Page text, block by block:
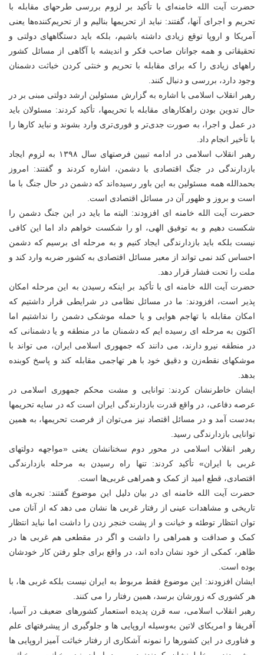
حضرت آیت الله خامنه‌ای با تأکید بر لزوم بررسی طرحهای مقابله با
تحریم و اجرای آنها، گفتند: نباید از تحریمها بنالیم و از تحریم‌کننده‌ها یعنی
آمریکا و اروپا توقع زیادی داشته باشیم، بلکه باید دستگاههای دولتی و
تحقیقاتی و همه جوانان صاحب فکر و اندیشه با آگاهی از مسائل کشور
راههای زیادی را که برای مقابله با تحریم و خنثی کردن خباثت دشمنان
وجود دارد، بررسی و دنبال کنند.
رهبر انقلاب اسلامی با اشاره به گزارش مسئولین ارشد دولتی مبنی بر در
حال تدوین بودن راهکارهای مقابله با تحریمها، تأکید کردند: مسئولان باید
در عمل و اجرا، به صورت جدی‌تر و فوری‌تری وارد بشوند و نباید کارها را
با تأخیر انجام داد.
رهبر انقلاب اسلامی در ادامه تبیین فرصتهای سال ۱۳۹۸ به لزوم ایجاد
بازدارندگی در جنگ اقتصادی با دشمن، اشاره کردند و گفتند: امروز
بحمدالله همه مسئولین به این باور رسیده‌اند که دشمن در حال جنگ با ما
است و بروز و ظهور آن در مسائل اقتصادی است.
حضرت آیت الله خامنه ای افزودند: البته ما باید در این جنگ دشمن را
شکست دهیم و به توفیق الهی، او را شکست خواهم داد اما این کافی
نیست بلکه باید بازدارندگی ایجاد کنیم و به مرحله ای برسیم که دشمن
احساس کند نمی تواند از معبر مسائل اقتصادی به کشور ضربه وارد کند و
ملت را تحت فشار قرار دهد.
حضرت آیت الله خامنه ای با تأکید بر اینکه رسیدن به این مرحله امکان
پذیر است، افزودند: ما در مسائل نظامی در شرایطی قرار داشتیم که
امکان مقابله با تهاجم هوایی و یا حمله موشکی دشمن را نداشتیم اما
اکنون به مرحله ای رسیده ایم که دشمنان ما در منطقه و یا دشمنانی که
در منطقه نیرو دارند، می دانند که جمهوری اسلامی ایران، می تواند با
موشکهای نقطه‌زن و دقیق خود با هر تهاجمی مقابله کند و پاسخ کوبنده
بدهد.
ایشان خاطرنشان کردند: توانایی و مشت محکم جمهوری اسلامی در
عرصه دفاعی، در واقع قدرت بازدارندگی ایران است که در سایه تحریمها
به‌دست آمد و در مسائل اقتصاد نیز می‌توان از فرصت تحریمها، به همین
توانایی بازدارندگی رسید.
رهبر انقلاب اسلامی در محور دوم سخنانشان یعنی «مواجهه دولتهای
غربی با ایران» تأکید کردند: تنها راه رسیدن به مرحله بازدارندگی
اقتصادی، قطع امید از کمک و همراهی غربی‌ها است.
حضرت آیت الله خامنه ای در بیان دلیل این موضوع گفتند: تجربه های
تاریخی و مشاهدات عینی از رفتار غربی ها نشان می دهد که از آنان می
توان انتظار توطئه و خیانت و از پشت خنجر زدن را داشت اما نباید انتظار
کمک و صداقت و همراهی را داشت و اگر در مقطعی هم غربی ها در
ظاهر، کمکی از خود نشان داده اند، در واقع برای جلو رفتن کار خودشان
بوده است.
ایشان افزودند: این موضوع فقط مربوط به ایران نیست بلکه غربی ها، با
هر کشوری که زورشان برسد، همین رفتار را می کنند.
رهبر انقلاب اسلامی، سه قرن پدیده استعمار کشورهای ضعیف در آسیا،
آفریقا و امریکای لاتین به‌وسیله اروپایی ها و جلوگیری از پیشرفتهای علم
و فناوری در این کشورها را نمونه آشکاری از رفتار خباثت آمیز اروپایی ها